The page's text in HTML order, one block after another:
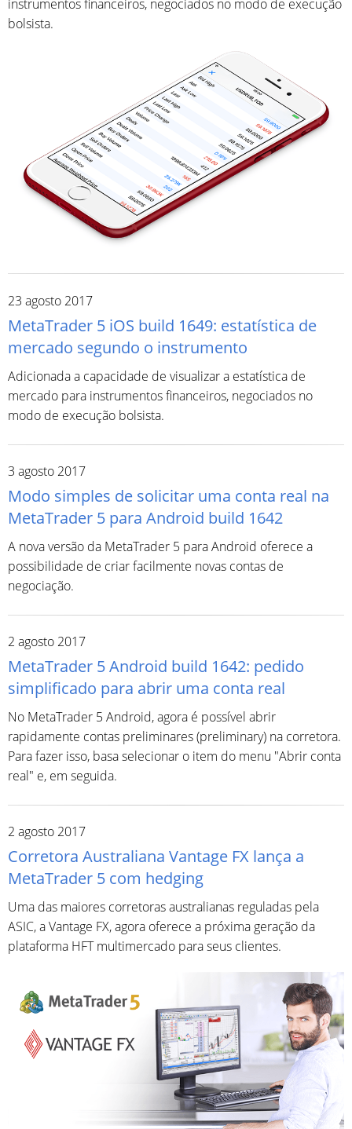
instrumentos financeiros, negociados no modo de execução
bolsista.
23 agosto 2017
MetaTrader 5 iOS build 1649: estatística de
mercado segundo o instrumento
Adicionada a capacidade de visualizar a estatística de
mercado para instrumentos financeiros, negociados no
modo de execução bolsista.
3 agosto 2017
Modo simples de solicitar uma conta real na
MetaTrader 5 para Android build 1642
A nova versão da MetaTrader 5 para Android oferece a
possibilidade de criar facilmente novas contas de
negociação.
2 agosto 2017
MetaTrader 5 Android build 1642: pedido
simplificado para abrir uma conta real
No MetaTrader 5 Android, agora é possível abrir
rapidamente contas preliminares (preliminary) na corretora.
Para fazer isso, basa selecionar o item do menu "Abrir conta
real" e, em seguida.
2 agosto 2017
Corretora Australiana Vantage FX lança a
MetaTrader 5 com hedging
Uma das maiores corretoras australianas reguladas pela
ASIC, a Vantage FX, agora oferece a próxima geração da
plataforma HFT multimercado para seus clientes.